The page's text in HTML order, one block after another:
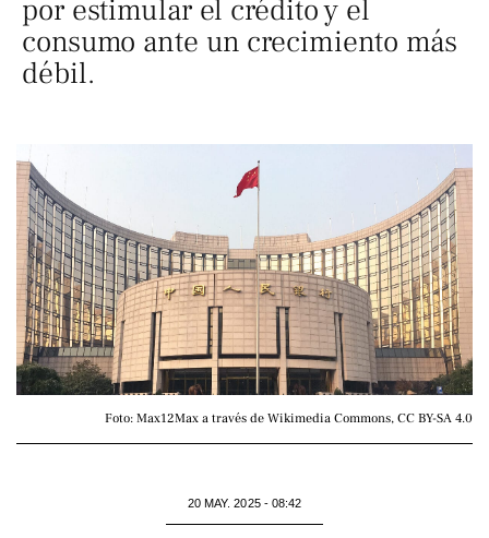
por estimular el crédito y el
consumo ante un crecimiento más
débil.
Foto: Max12Max a través de Wikimedia Commons, CC BY-SA 4.0
20 MAY. 2025 - 08:42